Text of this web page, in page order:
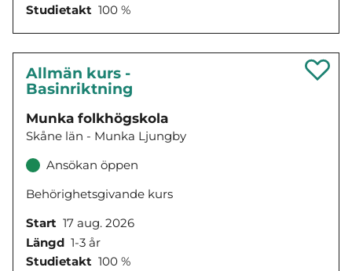
Studietakt 100 %
Allmän kurs -
Basinriktning
Munka folkhögskola
Skåne län - Munka Ljungby
Ansökan öppen
Behörighetsgivande kurs
Start 17 aug. 2026
Längd 1-3 år
Studietakt 100 %